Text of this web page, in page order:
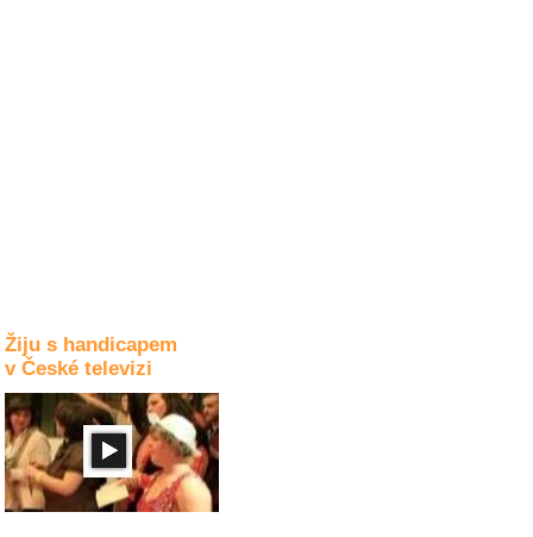
Žiju s handicapem
v České televizi